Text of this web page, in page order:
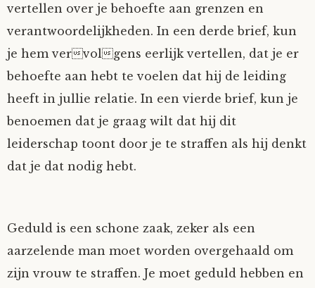
vertellen over je behoefte aan grenzen en
verantwoordelijkheden. In een derde brief, kun
je hem vervolgens eerlijk vertellen, dat je er
behoefte aan hebt te voelen dat hij de leiding
heeft in jullie relatie. In een vierde brief, kun je
benoemen dat je graag wilt dat hij dit
leiderschap toont door je te straffen als hij denkt
dat je dat nodig hebt.
Geduld is een schone zaak, zeker als een
aarzelende man moet worden overgehaald om
zijn vrouw te straffen. Je moet geduld hebben en